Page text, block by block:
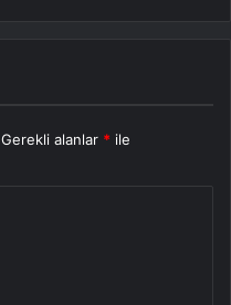
Gerekli alanlar * ile